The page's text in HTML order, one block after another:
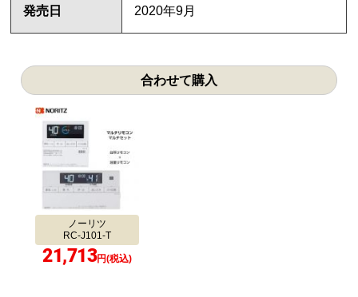
発売日 2020年9月
合わせて購入
ノーリツ
RC-J101-T
21,713円(税込)